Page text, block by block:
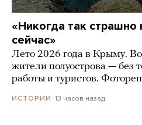
«Никогда так страшно
сейчас»
Лето 2026 года в Крыму.
жители полуострова — без
работы и туристов.
ИСТОРИИ 13 часов назад